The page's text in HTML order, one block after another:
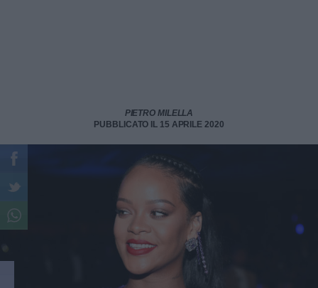
PIETRO MILELLA
PUBBLICATO IL 15 APRILE 2020